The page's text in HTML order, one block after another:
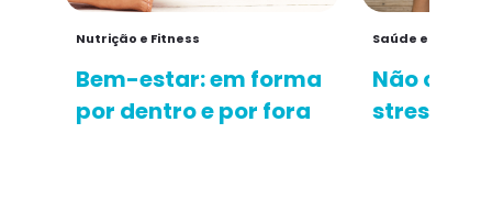
Nutrição e Fitness
Bem-estar: em forma
por dentro e por fora
Saúde e
Não
stress?